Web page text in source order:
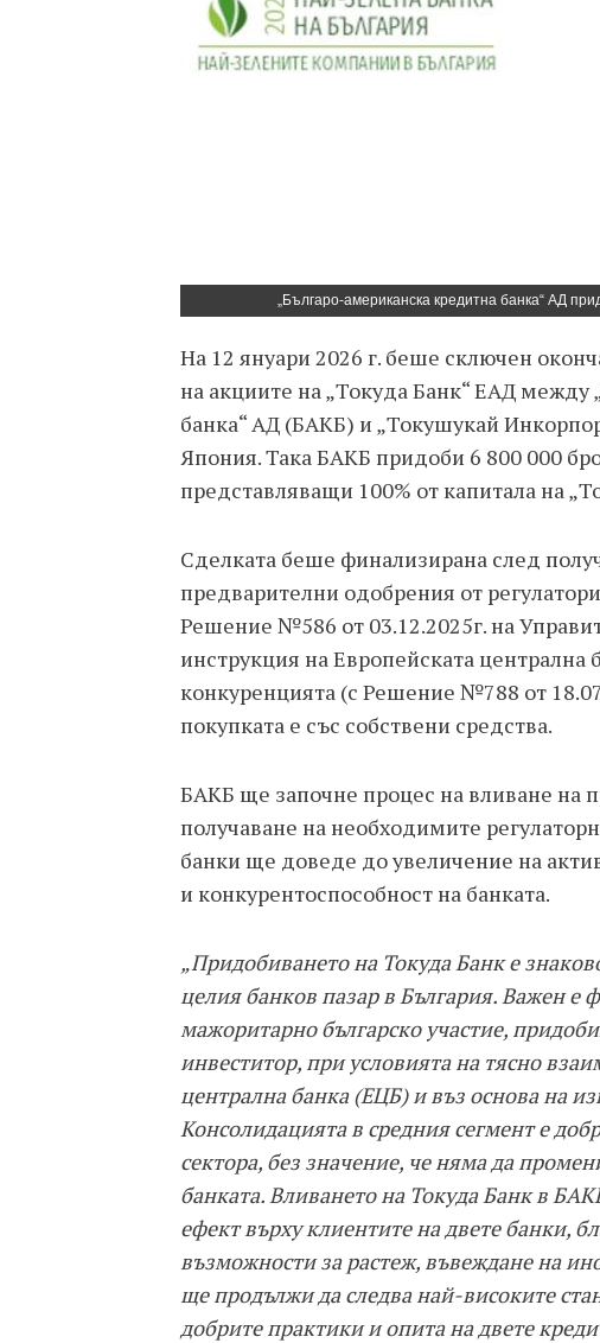
„Българо-американска кредитна банка“ АД
На 12 януари 2026 г. беше сключен
на акциите на „Токуда Банк“ ЕАД между
банка“ АД (БАКБ) и „Токушукай
Япония. Така БАКБ придоби 6 800 000
представляващи 100% от капитала на
Сделката беше финализирана след
предварителни одобрения от
Решение №586 от 03.12.2025г. на
инструкция на Европейската
конкуренцията (с Решение №788 от
покупката е със собствени средства.
БАКБ ще започне процес на вливане на
получаване на необходимите
банки ще доведе до увеличение на
и конкурентоспособност на банката.
„Придобиването на Токуда Банк е
целия банков пазар в България. Важен е
мажоритарно българско участие,
инвеститор, при условията на тясно
централна банка (ЕЦБ) и въз основа на
Консолидацията в средния сегмент е
сектора, без значение, че няма да
банката. Вливането на Токуда Банк в
ефект върху клиентите на двете банки,
възможности за растеж, въвеждане на
ще продължи да следва най-високите
добрите практики и опита на двете